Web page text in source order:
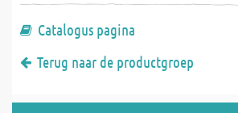
Catalogus pagina
Terug naar de productgroep